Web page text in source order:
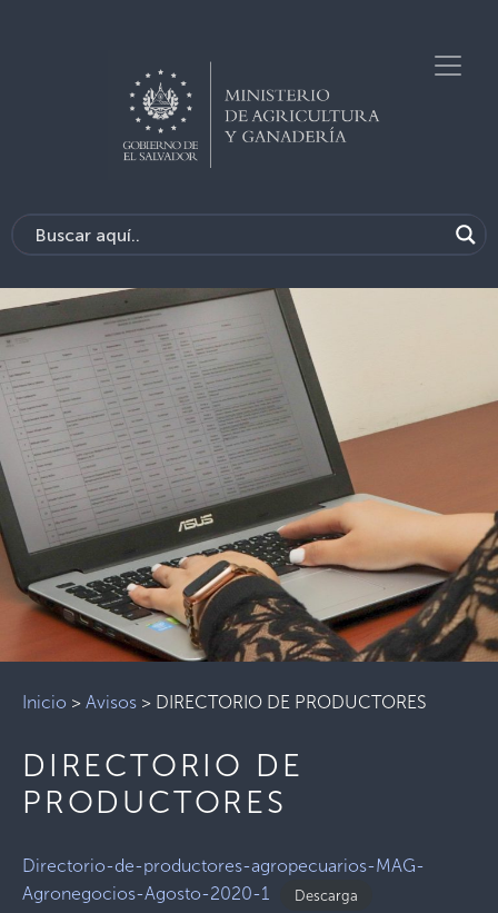
Inicio > Avisos > DIRECTORIO DE PRODUCTORES
DIRECTORIO DE
PRODUCTORES
Directorio-de-productores-agropecuarios-MAG-
Agronegocios-Agosto-2020-1
Descarga